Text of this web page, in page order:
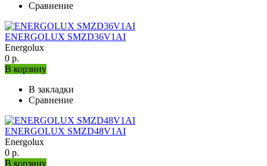
Сравнение
ENERGOLUX SMZD36V1AI
Energolux
0 р.
В корзину
В закладки
Сравнение
ENERGOLUX SMZD48V1AI
Energolux
0 р.
В корзину